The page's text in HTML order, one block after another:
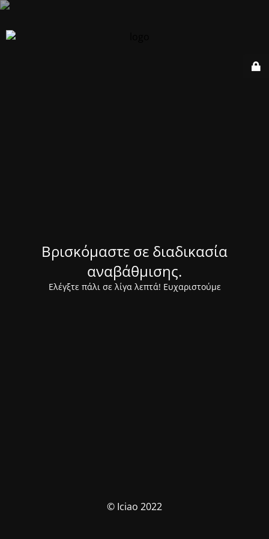
Βρισκόμαστε σε διαδικασία
αναβάθμισης.
Ελέγξτε πάλι σε λίγα λεπτά! Ευχαριστούμε
© Iciao 2022